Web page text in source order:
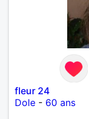
fleur 24
Dole - 60 ans